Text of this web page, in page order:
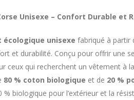
Unisexe – Confort Durable et
écologique unisexe fabriqué à partir
et durabilité. Conçu pour offrir une
ceux qui recherchent un vêtement à
80 % coton biologique et de 20 %
biologique pour l’extérieur et la